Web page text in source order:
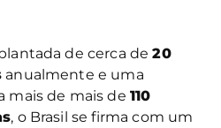
de cerca de20
anualmente e uma
mais de mais de 110
, o Brasil se firma com um